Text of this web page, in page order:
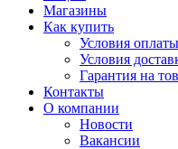
Магазины
Как купить
Условия оплаты
Условия
Гарантия на
Контакты
О компании
Новости
Вакансии